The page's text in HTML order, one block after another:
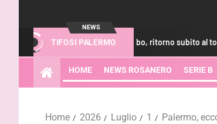
NEWS
TIFOSI PALERMO
Luvumbo, ritorno subito al top: gol in
HOME NEWS ROSANERO SERIE B
Home 2026 Luglio 1 Palermo,